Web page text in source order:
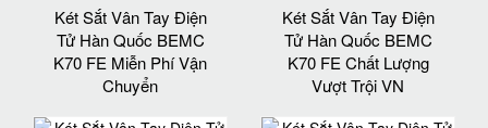
Két Sắt Vân Tay Điện
Tử Hàn Quốc BEMC
K70 FE Miễn Phí Vận
Chuyển
Két Sắt Vân Tay Điện
Tử Hàn Quốc BEMC
K70 FE Chất Lượng
Vượt Trội VN